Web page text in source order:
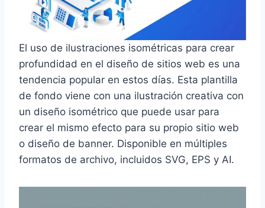
El uso de ilustraciones isométricas para crear
profundidad en el diseño de sitios web es una
tendencia popular en estos días. Esta plantilla
de fondo viene con una ilustración creativa con
un diseño isométrico que puede usar para
crear el mismo efecto para su propio sitio web
o diseño de banner. Disponible en múltiples
formatos de archivo, incluidos SVG, EPS y AI.